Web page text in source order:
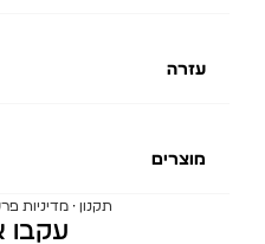
עזרה
מוצרים
תקנון · מדיניות
עקבו